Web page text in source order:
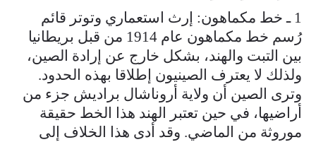
1 ـ خط مكماهون: إرث استعماري وتوتر قائم
رُسم خط مكماهون عام 1914 من قبل بريطانيا
بين التبت والهند، بشكل خارج عن إرادة الصين،
ولذلك لا يعترف الصينيون إطلاقا بهذه الحدود.
وترى الصين أن ولاية أروناشال براديش جزء من
أراضيها، في حين تعتبر الهند هذا الخط حقيقة
موروثة من الماضي. وقد أدى هذا الخلاف إلى